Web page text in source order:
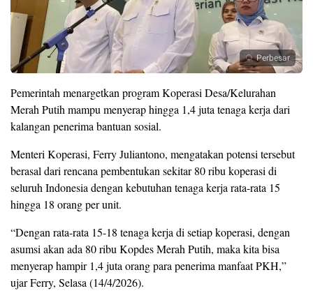
Perbesar
Pemerintah menargetkan program Koperasi Desa/Kelurahan
Merah Putih mampu menyerap hingga 1,4 juta tenaga kerja dari
kalangan penerima bantuan sosial.
Menteri Koperasi, Ferry Juliantono, mengatakan potensi tersebut
berasal dari rencana pembentukan sekitar 80 ribu koperasi di
seluruh Indonesia dengan kebutuhan tenaga kerja rata-rata 15
hingga 18 orang per unit.
“Dengan rata-rata 15-18 tenaga kerja di setiap koperasi, dengan
asumsi akan ada 80 ribu Kopdes Merah Putih, maka kita bisa
menyerap hampir 1,4 juta orang para penerima manfaat PKH,”
ujar Ferry, Selasa (14/4/2026).